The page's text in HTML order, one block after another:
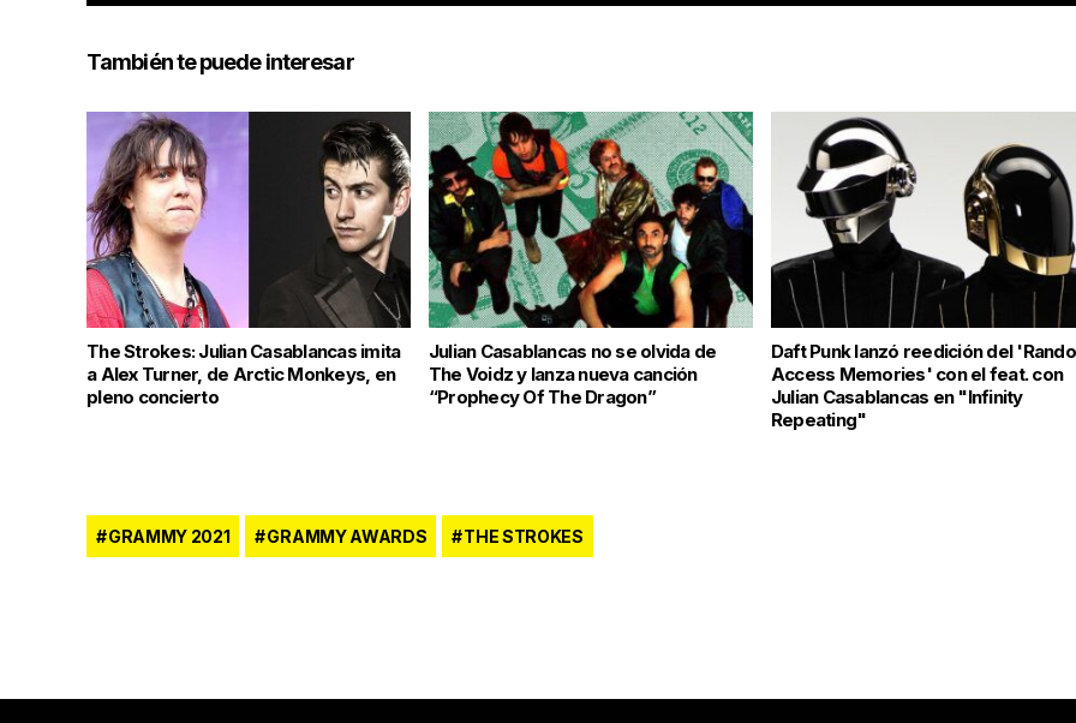
También te puede interesar
The Strokes: Julian Casablancas imita
a Alex Turner, de Arctic Monkeys, en
pleno concierto
Julian Casablancas no se olvida de
The Voidz y lanza nueva canción
“Prophecy Of The Dragon”
Daft Punk lanzó reedición del
Access Memories' con el feat. con
Julian Casablancas en "Infinity
Repeating"
GRAMMY 2021 GRAMMY AWARDS THE STROKES